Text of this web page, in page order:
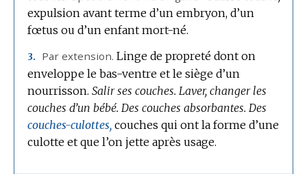
expulsion avant terme d’un embryon, d’un
fœtus ou d’un enfant mort-né.
3. Par extension. Linge de propreté dont on
enveloppe le bas-ventre et le siège d’un
nourrisson. Salir ses couches. Laver, changer les
couches d’un bébé. Des couches absorbantes. Des
couches-culottes, couches qui ont la forme d’une
culotte et que l’on jette après usage.